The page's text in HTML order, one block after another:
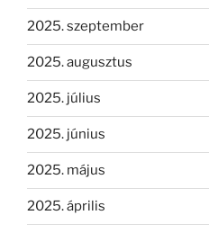
2025. szeptember
2025. augusztus
2025. július
2025. június
2025. május
2025. április